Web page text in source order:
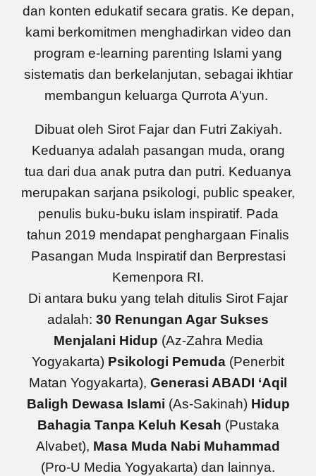
dan konten edukatif secara gratis. Ke depan,
kami berkomitmen menghadirkan video dan
program e-learning parenting Islami yang
sistematis dan berkelanjutan, sebagai ikhtiar
membangun keluarga Qurrota A'yun.
Dibuat oleh Sirot Fajar dan Futri Zakiyah.
Keduanya adalah pasangan muda, orang
tua dari dua anak putra dan putri. Keduanya
merupakan sarjana psikologi, public speaker,
penulis buku-buku islam inspiratif. Pada
tahun 2019 mendapat penghargaan Finalis
Pasangan Muda Inspiratif dan Berprestasi
Kemenpora RI.
Di antara buku yang telah ditulis Sirot Fajar
adalah: 30 Renungan Agar Sukses
Menjalani Hidup (Az-Zahra Media
Yogyakarta) Psikologi Pemuda (Penerbit
Matan Yogyakarta), Generasi ABADI ‘Aqil
Baligh Dewasa Islami (As-Sakinah) Hidup
Bahagia Tanpa Keluh Kesah (Pustaka
Alvabet), Masa Muda Nabi Muhammad
(Pro-U Media Yogyakarta) dan lainnya.